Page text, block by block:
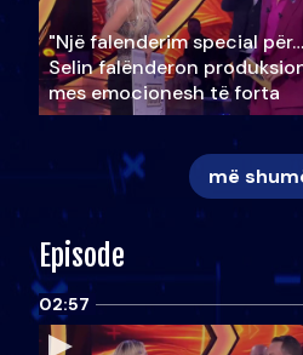
"Një falenderim special
Selin falënderon
mes emocionesh të forta
më
Episode
02:57